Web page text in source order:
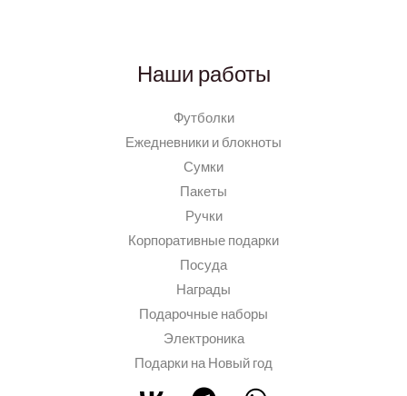
Наши работы
Футболки
Ежедневники и блокноты
Сумки
Пакеты
Ручки
Корпоративные подарки
Посуда
Награды
Подарочные наборы
Электроника
Подарки на Новый год